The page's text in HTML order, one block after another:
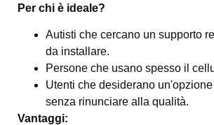
Per chi è ideale?
Autisti che cercano un supporto
da installare.
Persone che usano spesso il
Utenti che desiderano
senza rinunciare alla qualità.
Vantaggi: